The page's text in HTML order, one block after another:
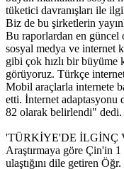
tüketici davranışları ile
Biz de bu şirketlerin
Bu raporlardan en güncel
sosyal medya ve internet
gibi çok hızlı bir büyüme
görüyoruz. Türkçe
Mobil araçlarla internete
etti. İnternet adaptasyonu
82 olarak belirlendi" dedi.
'TÜRKİYE'DE İLGİNÇ
Araştırmaya göre Çin'in 1
ulaştığını dile getiren